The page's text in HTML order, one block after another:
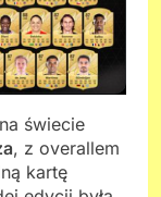
świecie
, z overallem
kartę